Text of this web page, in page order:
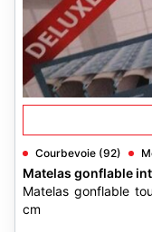
Courbevoie (92)
Matelas gonflable
Matelas gonflable
cm